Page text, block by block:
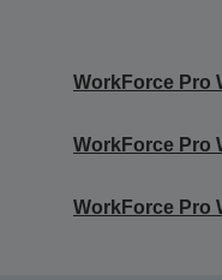
WorkForce Pro
WorkForce Pro
WorkForce Pro